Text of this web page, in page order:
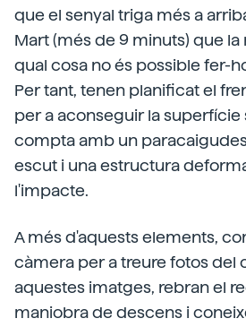
que el senyal triga més a
Mart (més de 9 minuts) que
qual cosa no és possible fer-
Per tant, tenen planificat el
per a aconseguir la superfície
compta amb un
escut i una estructura
l'impacte.
A més d'aquests elements,
càmera per a treure fotos del
aquestes imatges, rebran el
maniobra de descens i